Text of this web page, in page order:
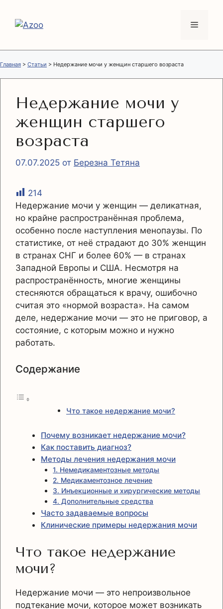
содержимому
Меню
Главная > Статьи > Недержание мочи у женщин старшего возраста
Недержание мочи у
женщин старшего
возраста
07.07.2025 от Березна Тетяна
214
Недержание мочи у женщин — деликатная,
но крайне распространённая проблема,
особенно после наступления менопаузы. По
статистике, от неё страдают до 30% женщин
в странах СНГ и более 60% — в странах
Западной Европы и США. Несмотря на
распространённость, многие женщины
стесняются обращаться к врачу, ошибочно
считая это «нормой возраста». На самом
деле, недержание мочи — это не приговор, а
состояние, с которым можно и нужно
работать.
Содержание
Что такое недержание мочи?
Почему возникает недержание мочи?
Как поставить диагноз?
Методы лечения недержания мочи
1. Немедикаментозные методы
2. Медикаментозное лечение
3. Инъекционные и хирургические методы
4. Дополнительные средства
Часто задаваемые вопросы
Клинические примеры недержания мочи
Что такое недержание
мочи?
Недержание мочи — это непроизвольное
подтекание мочи, которое может возникать